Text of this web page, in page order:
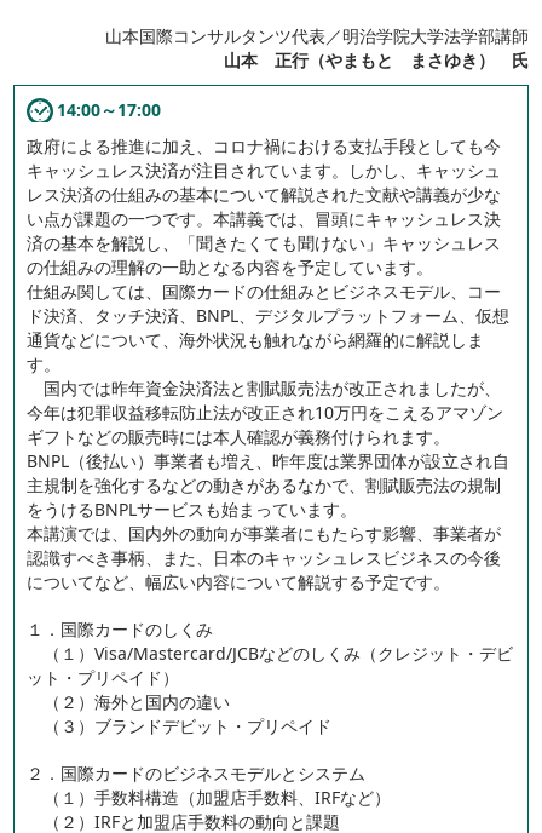
山本国際コンサルタンツ代表／明治学院大学法学部講師
山本 正行（やまもと まさゆき） 氏
14:00～17:00
政府による推進に加え、コロナ禍における支払手段としても今
キャッシュレス決済が注目されています。しかし、キャッシュ
レス決済の仕組みの基本について解説された文献や講義が少な
い点が課題の一つです。本講義では、冒頭にキャッシュレス決
済の基本を解説し、「聞きたくても聞けない」キャッシュレス
の仕組みの理解の一助となる内容を予定しています。
仕組み関しては、国際カードの仕組みとビジネスモデル、コー
ド決済、タッチ決済、BNPL、デジタルプラットフォーム、仮想
通貨などについて、海外状況も触れながら網羅的に解説しま
す。
国内では昨年資金決済法と割賦販売法が改正されましたが、
今年は犯罪収益移転防止法が改正され10万円をこえるアマゾン
ギフトなどの販売時には本人確認が義務付けられます。
BNPL（後払い）事業者も増え、昨年度は業界団体が設立され自
主規制を強化するなどの動きがあるなかで、割賦販売法の規制
をうけるBNPLサービスも始まっています。
本講演では、国内外の動向が事業者にもたらす影響、事業者が
認識すべき事柄、また、日本のキャッシュレスビジネスの今後
についてなど、幅広い内容について解説する予定です。
１．国際カードのしくみ
（１）Visa/Mastercard/JCBなどのしくみ（クレジット・デビ
ット・プリペイド）
（２）海外と国内の違い
（３）ブランドデビット・プリペイド
２．国際カードのビジネスモデルとシステム
（１）手数料構造（加盟店手数料、IRFなど）
（２）IRFと加盟店手数料の動向と課題